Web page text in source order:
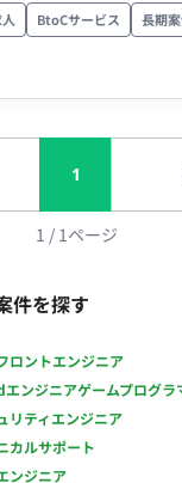
BtoCサービス 長期
1
1 / 1ページ
件を探す
ロントエンジニア
ンジニアゲームプログラ
リティエンジニア
カルサポート
ンジニア